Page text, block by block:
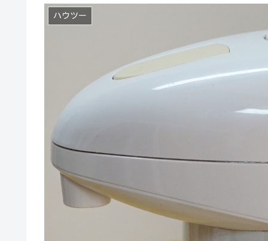
ハウツー